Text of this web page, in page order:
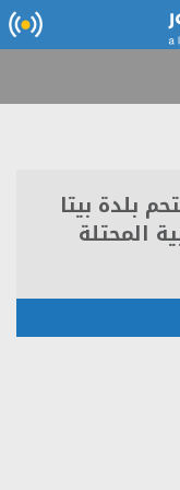
بلدة بيتا
المحتلة